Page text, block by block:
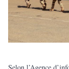
Selon l’Agence